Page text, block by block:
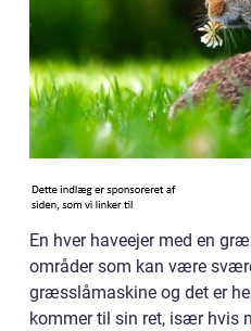
En hver haveejer med en
områder som kan være
græsslåmaskine og det er
kommer til sin ret, især hvis